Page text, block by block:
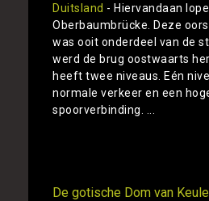
Duitsland - Hiervandaan
Oberbaumbrücke. Deze
was ooit onderdeel van de
werd de brug oostwaarts
heeft twee niveaus. Eén
normale verkeer en een
spoorverbinding. ...
De gotische Dom van